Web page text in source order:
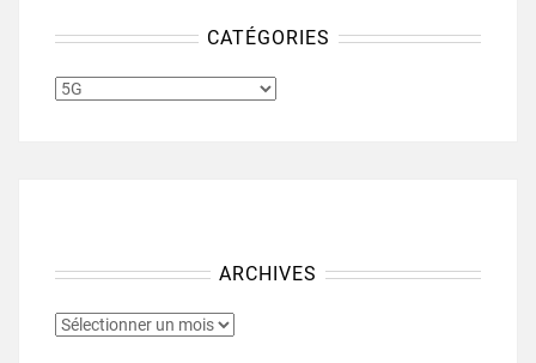
CATÉGORIES
CATÉGORIES
ARCHIVES
ARCHIVES